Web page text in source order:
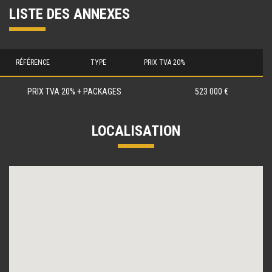
LISTE DES ANNEXES
RÉFÉRENCE TYPE PRIX TVA 20%
PRIX TVA 20% + PACKAGES 523 000 €
LOCALISATION